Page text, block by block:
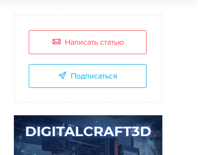
Написать статью
Подписаться